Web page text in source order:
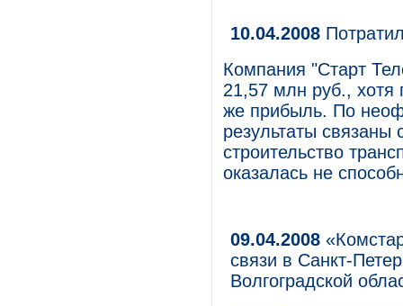
10.04.2008
Компания "Старт
21,57 млн руб., хотя
же прибыль. По
результаты связаны
строительство
оказалась не
09.04.2008
связи в Санкт-
Волгоградской